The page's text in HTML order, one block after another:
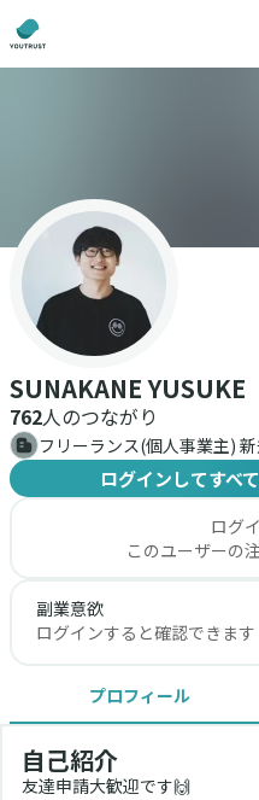
SUNAKANE YUSUKE
762人のつながり
フリーランス(個人事業主)
ログインしてすべ
ログ
このユーザーの
副業意欲
ログインすると確認できます
プロフィール
自己紹介
友達申請大歓迎です🙌